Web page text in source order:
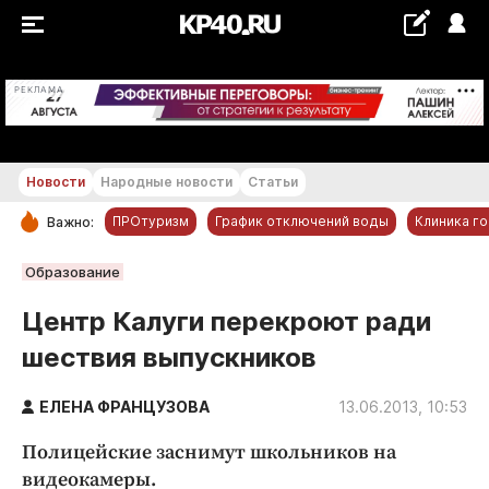
РЕКЛАМА +21...+22 °С
РУБРИКИ
Обнинск
Новости компаний
Статьи
Народные новости
Авто и транспорт
Благоустройство
Новости Народные новости Статьи
Важно: ПРОтуризм График отключений воды Клиника
Образование
Центр Калуги перекроют ради
шествия выпускников
ЕЛЕНА ФРАНЦУЗОВА 13.06.2013, 10:53
Полицейские заснимут школьников на
видеокамеры.